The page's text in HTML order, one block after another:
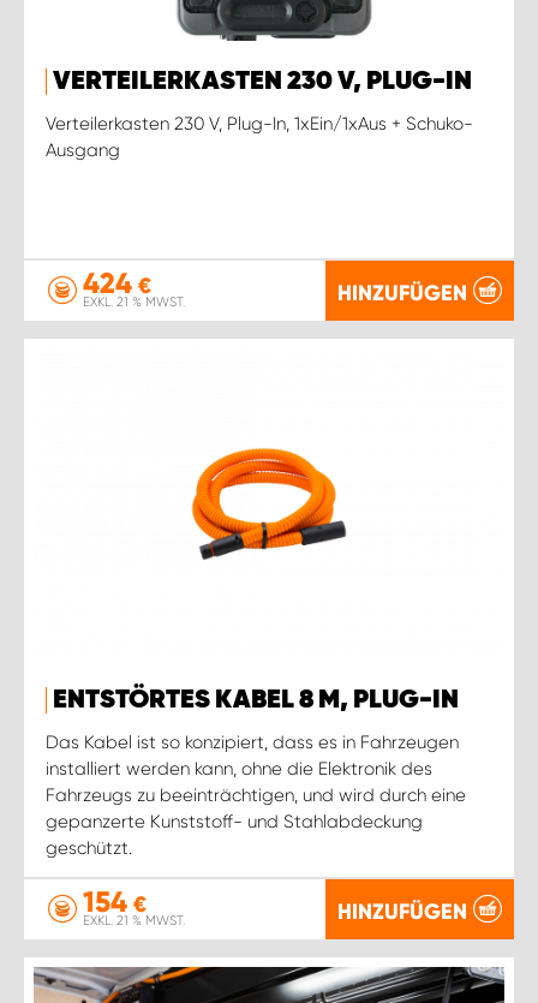
VERTEILERKASTEN 230 V, PLUG-IN
Verteilerkasten 230 V, Plug-In, 1xEin/1xAus + Schuko-
Ausgang
424 €
EXKL. 21 % MWST. HINZUFÜGEN
ENTSTÖRTES KABEL 8 M, PLUG-IN
Das Kabel ist so konzipiert, dass es in Fahrzeugen
installiert werden kann, ohne die Elektronik des
Fahrzeugs zu beeinträchtigen, und wird durch eine
gepanzerte Kunststoff- und Stahlabdeckung
geschützt.
154 €
EXKL. 21 % MWST. HINZUFÜGEN